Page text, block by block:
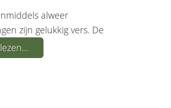
alweer
zijn gelukkig vers. De